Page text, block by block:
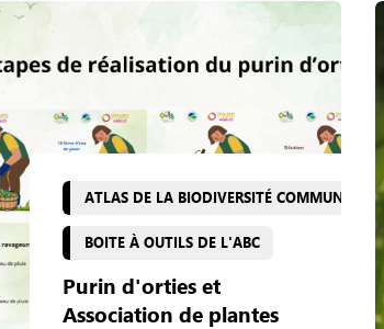
ATLAS DE LA BIODIVERSITÉ COMMUNALE
BOITE À OUTILS DE L'ABC
Purin d'orties et
Association de plantes